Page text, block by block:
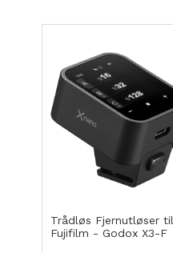
Trådløs Fjernutløser til
Fujifilm - Godox X3-F
Kjøp
LEGG